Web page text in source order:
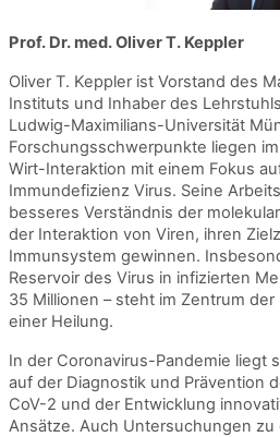
Prof. Dr. med. Oliver T. Keppler
Oliver T. Keppler ist Vorstand des
Instituts und Inhaber des
Ludwig-Maximilians-Universität
Forschungsschwerpunkte liegen
Wirt-Interaktion mit einem Fokus
Immundefizienz Virus. Seine
besseres Verständnis der
der Interaktion von Viren, ihren
Immunsystem gewinnen.
Reservoir des Virus in infizierten
35 Millionen – steht im Zentrum
einer Heilung.
In der Coronavirus-Pandemie liegt
auf der Diagnostik und Prävention
CoV-2 und der Entwicklung
Ansätze. Auch Untersuchungen zu